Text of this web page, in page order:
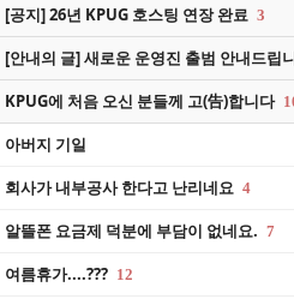
[공지] 26년 KPUG 호스팅 연장 완료 3
[안내의 글] 새로운 운영진 출범 안내드립
KPUG에 처음 오신 분들께 고(告)합니다
아버지 기일
회사가 내부공사 한다고 난리네요 4
알뜰폰 요금제 덕분에 부담이 없네요. 7
여름휴가....??? 12